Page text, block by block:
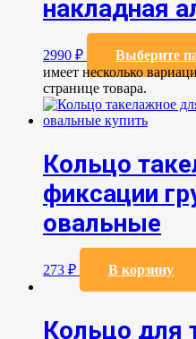
накладная
2990 ₽ Выберите
имеет несколько
странице товара.
Кольцо
фиксации
овальные
273 ₽ В корзину
Кольцо для